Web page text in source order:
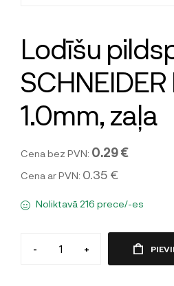
Lodīšu
SCHNEIDER
1.0mm, zaļa
Cena bez PVN: 0.29 €
Cena ar PVN: 0.35 €
Noliktavā 216 prece/-es
- +